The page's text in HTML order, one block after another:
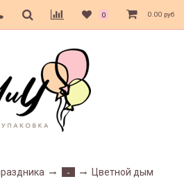
0 0.00 руб
- Цветной дым